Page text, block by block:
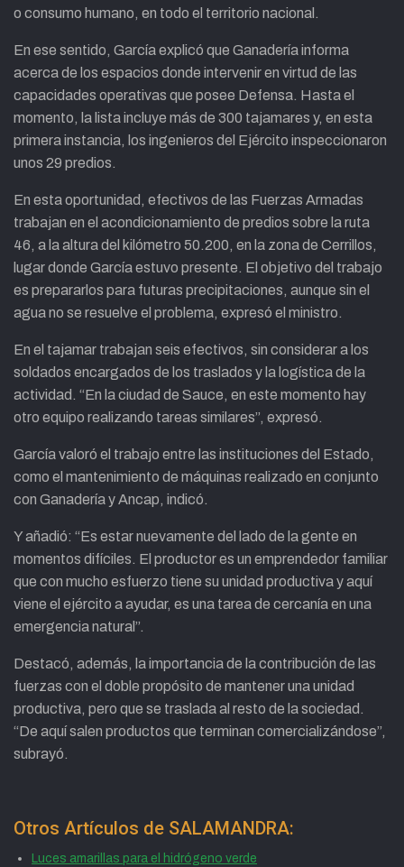
o consumo humano, en todo el territorio nacional.
En ese sentido, García explicó que Ganadería informa
acerca de los espacios donde intervenir en virtud de las
capacidades operativas que posee Defensa. Hasta el
momento, la lista incluye más de 300 tajamares y, en esta
primera instancia, los ingenieros del Ejército inspeccionaron
unos 29 predios.
En esta oportunidad, efectivos de las Fuerzas Armadas
trabajan en el acondicionamiento de predios sobre la ruta
46, a la altura del kilómetro 50.200, en la zona de Cerrillos,
lugar donde García estuvo presente. El objetivo del trabajo
es prepararlos para futuras precipitaciones, aunque sin el
agua no se resuelve el problema, expresó el ministro.
En el tajamar trabajan seis efectivos, sin considerar a los
soldados encargados de los traslados y la logística de la
actividad. “En la ciudad de Sauce, en este momento hay
otro equipo realizando tareas similares”, expresó.
García valoró el trabajo entre las instituciones del Estado,
como el mantenimiento de máquinas realizado en conjunto
con Ganadería y Ancap, indicó.
Y añadió: “Es estar nuevamente del lado de la gente en
momentos difíciles. El productor es un emprendedor familiar
que con mucho esfuerzo tiene su unidad productiva y aquí
viene el ejército a ayudar, es una tarea de cercanía en una
emergencia natural”.
Destacó, además, la importancia de la contribución de las
fuerzas con el doble propósito de mantener una unidad
productiva, pero que se traslada al resto de la sociedad.
“De aquí salen productos que terminan comercializándose”,
subrayó.
Otros Artículos de SALAMANDRA:
Luces amarillas para el hidrógeno verde